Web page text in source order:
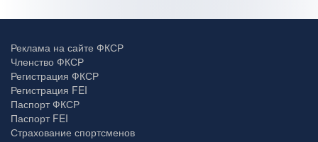
Реклама на сайте ФКСР
Членство ФКСР
Регистрация ФКСР
Регистрация FEI
Паспорт ФКСР
Паспорт FEI
Страхование спортсменов